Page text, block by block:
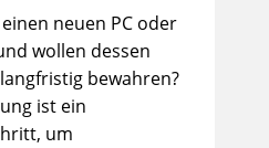
neuen PC oder
wollen dessen
bewahren?
ist ein
um